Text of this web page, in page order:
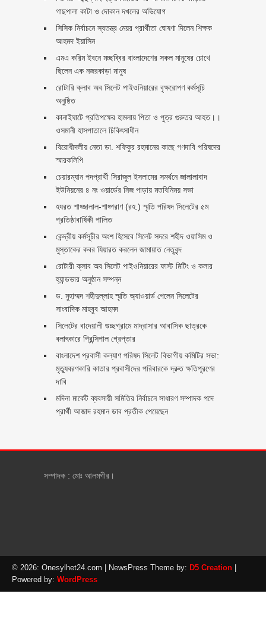
গাছপালা কাটা ও দোকান দখলের অভিযোগ
সিসিক নির্বাচনে স্বতন্ত্র মেয়র প্রার্থীতা ঘোষণা দিলেন শিক্ষক
আহমদ ইয়াসিন
এমএ করিম ইবনে মচ্ছব্বির বাংলাদেশের সকল মানুষের চোখে
ছিলেন এক নজরকাড়া মানুষ ‎
রোটারি ক্লাব অব সিলেট পাইওনিয়ারের বৃক্ষরোপণ কর্মসূচি
অনুষ্ঠিত
কানাইঘাটে প্রতিপক্ষের হামলায় পিতা ও পুত্র গুরুতর আহত।।
ওসমানী হাসপাতালে চিকিৎসাধীন
বিরোধীদলীয় নেতা ডা. শফিকুর রহমানের কাছে গণদাবি পরিষদের
স্মারকলিপি ‎
চেয়ারম্যান পদপ্রার্থী সিরাজুল ইসলামের সমর্থনে জালালাবাদ
ইউনিয়নের ৪ নং ওয়ার্ডের নিজ পাড়ায় মতবিনিময় সভা
হযরত শাহ্জালাল-শাহ্পরাণ (রহ.) স্মৃতি পরিষদ সিলেটের ৫ম
প্রতিষ্ঠাবার্ষিকী পালিত ‎​
কেন্দ্রীয় কর্মসূচীর অংশ হিসেবে সিলেট সদরে শহীদ ওয়াসিম ও
মুস্তাকের কবর যিয়ারত করলেন জামায়াত নেতৃবৃন্দ ‎
রোটারী ক্লাব অব সিলেট পাইওনিয়ারের ফাস্ট মিটিং ও কলার
হ্যান্ডভার অনুষ্ঠান সম্পন্ন
ড. মুহাম্মদ শহীদুল্লাহ স্মৃতি অ্যাওয়ার্ড পেলেন সিলেটের
সাংবাদিক মাহবুব আহমদ
সিলেটের বাদেয়ালী গুচ্ছগ্রামে মাদ্রাসার আবাসিক ছাত্রকে
বলাৎকারে প্রিন্সিপাল গ্রেপ্তার ‎
বাংলাদেশ প্রবাসী কল্যাণ পরিষদ সিলেট বিভাগীয় কমিটির সভা:
মৃত্যুবরণকারি কাতার প্রবাসীদের পরিবারকে দ্রুত ক্ষতিপূরণের
দাবি
মদিনা মার্কেট ব্যবসায়ী সমিতির নির্বাচনে সাধারণ সম্পাদক পদে
প্রার্থী আজাদ রহমান ডাব প্রতীক পেয়েছেন ‎
সম্পাদক : মোঃ আলমগীর।
© 2026: Onesylhet24.com | NewsPress Theme by: D5 Creation
Powered by: WordPress